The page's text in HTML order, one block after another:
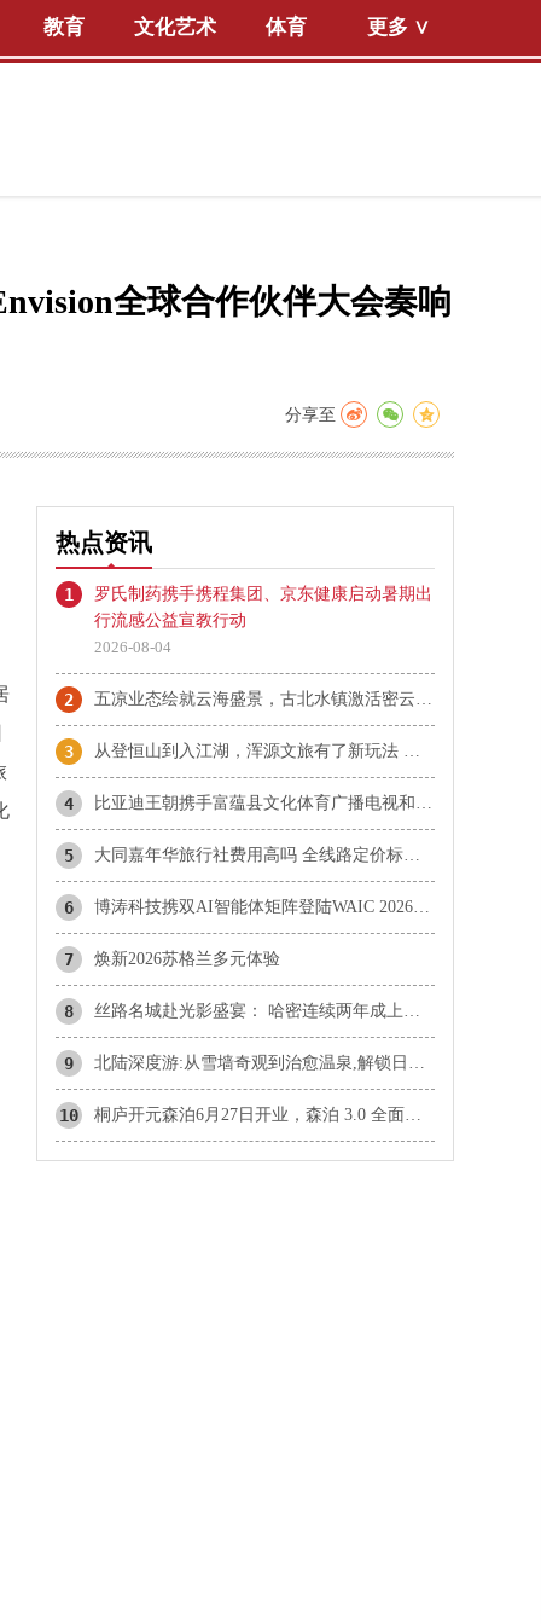
教育 文化艺术 体育 更多 ∨
全球合作伙伴大会奏响
分享至
热点资讯
1
罗氏制药携手携程集团、京东健康启动暑期出
行流感公益宣教行动
2026-08-04
2 五凉业态绘就云海盛景，古北水镇激活密云暑期文旅新动能
3 从登恒山到入江湖，浑源文旅有了新玩法 ——恒山笑傲江湖城打造华北武侠主题文旅新场景
4 比亚迪王朝携手富蕴县文化体育广播电视和旅游局共建阿勒泰地区闪充首站 “千里画廊闪充大道”正式揭幕
5 大同嘉年华旅行社费用高吗 全线路定价标准与价值拆解
6 博涛科技携双AI智能体矩阵登陆WAIC 2026，解码文旅科技新未来
7 焕新2026苏格兰多元体验
8 丝路名城赴光影盛宴： 哈密连续两年成上海电影电视节官方合作伙伴
9 北陆深度游:从雪墙奇观到治愈温泉,解锁日本北陆的四季松弛之旅
10 桐庐开元森泊6月27日开业，森泊 3.0 全面升级，重塑度假愉悦感